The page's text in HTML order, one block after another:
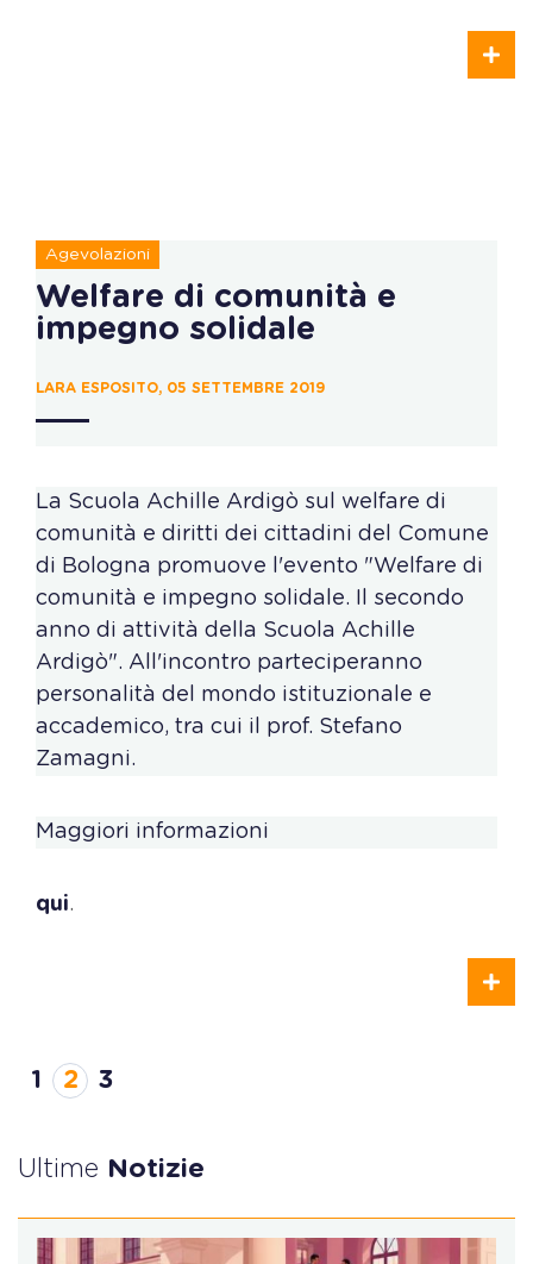
Agevolazioni
Welfare di comunità e
impegno solidale
LARA ESPOSITO, 05 SETTEMBRE 2019
La Scuola Achille Ardigò sul welfare di
comunità e diritti dei cittadini del Comune
di Bologna promuove l'evento "Welfare di
comunità e impegno solidale. Il secondo
anno di attività della Scuola Achille
Ardigò". All'incontro parteciperanno
personalità del mondo istituzionale e
accademico, tra cui il prof. Stefano
Zamagni.
Maggiori informazioni
qui.
1 2 3
Ultime Notizie